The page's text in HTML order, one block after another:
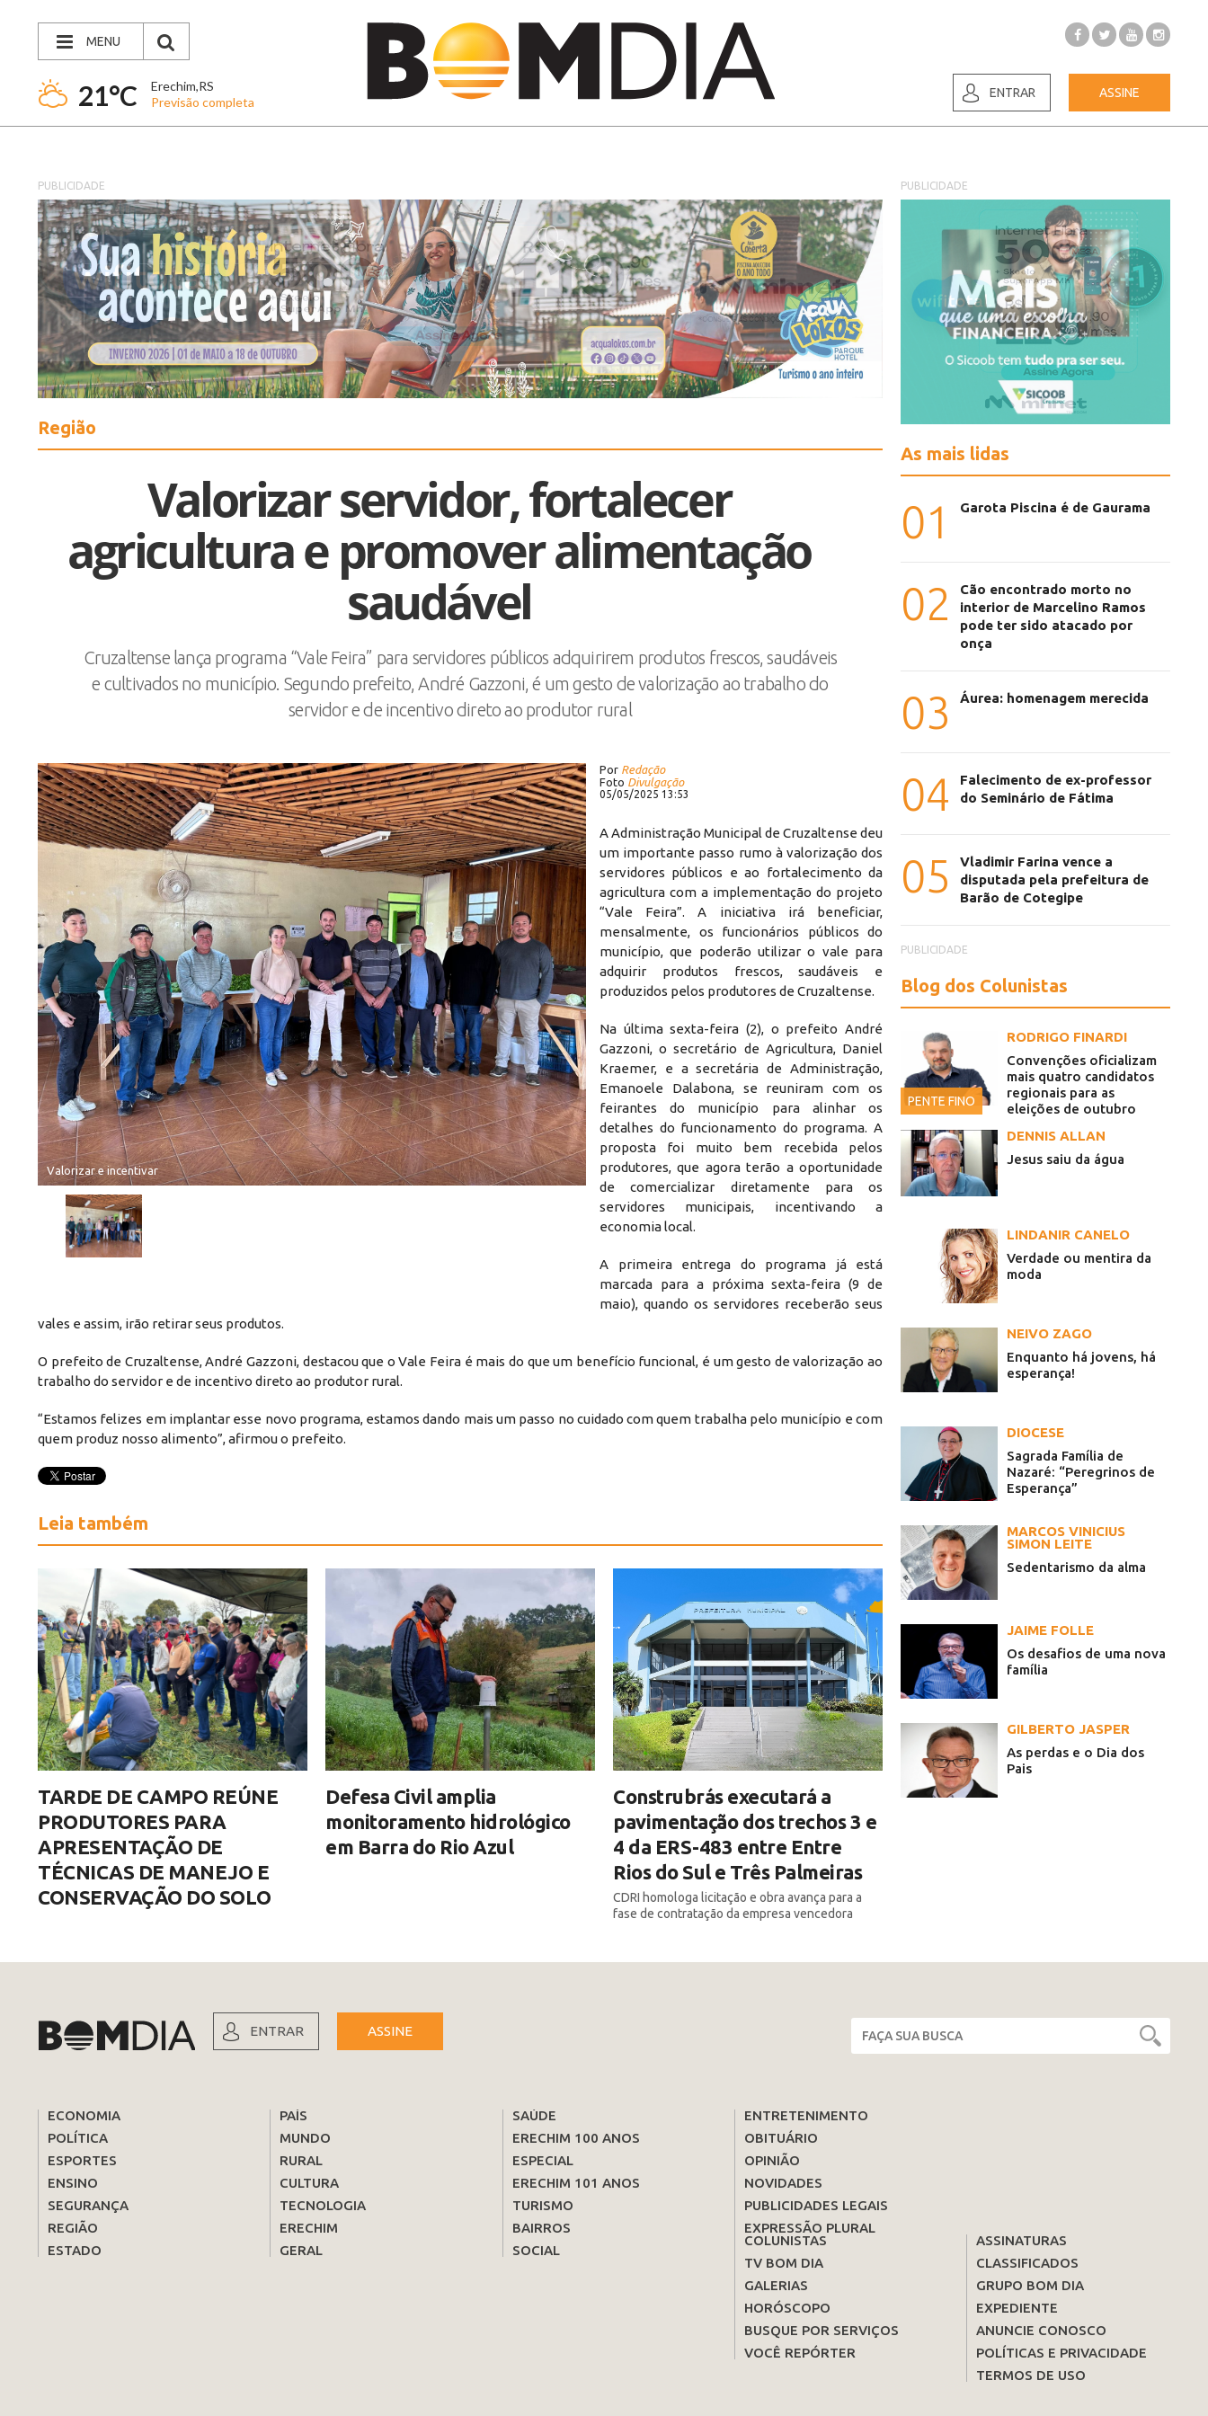
MENU
21°C
Erechim,RS
Previsão completa
ENTRAR ASSINE
PUBLICIDADE
Região
Valorizar servidor, fortalecer
agricultura e promover alimentação
saudável
Cruzaltense lança programa “Vale Feira” para servidores públicos adquirirem produtos frescos, saudáveis
e cultivados no município. Segundo prefeito, André Gazzoni, é um gesto de valorização ao trabalho do
servidor e de incentivo direto ao produtor rural
Valorizar e incentivar
Por Redação
Foto Divulgação
05/05/2025 13:53
A Administração Municipal de Cruzaltense deu
um importante passo rumo à valorização dos
servidores públicos e ao fortalecimento da
agricultura com a implementação do projeto
“Vale Feira”. A iniciativa irá beneficiar,
mensalmente, os funcionários públicos do
município, que poderão utilizar o vale para
adquirir produtos frescos, saudáveis e
produzidos pelos produtores de Cruzaltense.
Na última sexta-feira (2), o prefeito André
Gazzoni, o secretário de Agricultura, Daniel
Kraemer, e a secretária de Administração,
Emanoele Dalabona, se reuniram com os
feirantes do município para alinhar os
detalhes do funcionamento do programa. A
proposta foi muito bem recebida pelos
produtores, que agora terão a oportunidade
de comercializar diretamente para os
servidores municipais, incentivando a
economia local.
A primeira entrega do programa já está
marcada para a próxima sexta-feira (9 de
maio), quando os servidores receberão seus
vales e assim, irão retirar seus produtos.
O prefeito de Cruzaltense, André Gazzoni, destacou que o Vale Feira é mais do que um benefício funcional, é um gesto de valorização ao
trabalho do servidor e de incentivo direto ao produtor rural.
“Estamos felizes em implantar esse novo programa, estamos dando mais um passo no cuidado com quem trabalha pelo município e com
quem produz nosso alimento”, afirmou o prefeito.
Leia também
TARDE DE CAMPO REÚNE
PRODUTORES PARA
APRESENTAÇÃO DE
TÉCNICAS DE MANEJO E
CONSERVAÇÃO DO SOLO
Defesa Civil amplia
monitoramento hidrológico
em Barra do Rio Azul
Construbrás executará a
pavimentação dos trechos 3 e
4 da ERS-483 entre Entre
Rios do Sul e Três Palmeiras
CDRI homologa licitação e obra avança para a
fase de contratação da empresa vencedora
PUBLICIDADE
As mais lidas
01 Garota Piscina é de Gaurama
02
Cão encontrado morto no
interior de Marcelino Ramos
pode ter sido atacado por
onça
03 Áurea: homenagem merecida
04
Falecimento de ex-professor
do Seminário de Fátima
05
Vladimir Farina vence a
disputada pela prefeitura de
Barão de Cotegipe
PUBLICIDADE
Blog dos Colunistas
PENTE FINO
RODRIGO FINARDI
Convenções oficializam
mais quatro candidatos
regionais para as
eleições de outubro
DENNIS ALLAN
Jesus saiu da água
LINDANIR CANELO
Verdade ou mentira da
moda
NEIVO ZAGO
Enquanto há jovens, há
esperança!
DIOCESE
Sagrada Família de
Nazaré: “Peregrinos de
Esperança”
MARCOS VINICIUS
SIMON LEITE
Sedentarismo da alma
JAIME FOLLE
Os desafios de uma nova
família
GILBERTO JASPER
As perdas e o Dia dos
Pais
ENTRAR ASSINE
ECONOMIA
POLÍTICA
ESPORTES
ENSINO
SEGURANÇA
REGIÃO
ESTADO
PAÍS
MUNDO
RURAL
CULTURA
TECNOLOGIA
ERECHIM
GERAL
SAÚDE
ERECHIM 100 ANOS
ESPECIAL
ERECHIM 101 ANOS
TURISMO
BAIRROS
SOCIAL
ENTRETENIMENTO
OBITUÁRIO
OPINIÃO
NOVIDADES
PUBLICIDADES LEGAIS
EXPRESSÃO PLURAL
COLUNISTAS
TV BOM DIA
GALERIAS
HORÓSCOPO
BUSQUE POR SERVIÇOS
VOCÊ REPÓRTER
ASSINATURAS
CLASSIFICADOS
GRUPO BOM DIA
EXPEDIENTE
ANUNCIE CONOSCO
POLÍTICAS E PRIVACIDADE
TERMOS DE USO